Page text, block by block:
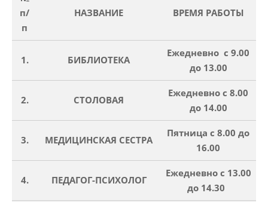
п/
п
НАЗВАНИЕ ВРЕМЯ РАБОТЫ
1. БИБЛИОТЕКА
Ежедневно с 9.00
до 13.00
2. СТОЛОВАЯ
Ежедневно с 8.00
до 14.00
3. МЕДИЦИНСКАЯ СЕСТРА
Пятница с 8.00 до
16.00
4. ПЕДАГОГ-ПСИХОЛОГ
Ежедневно с 13.00
до 14.30